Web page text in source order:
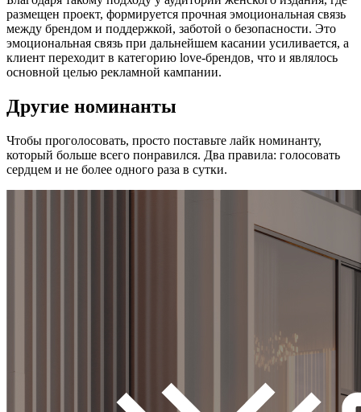
размещен проект, формируется прочная эмоциональная связь
между брендом и поддержкой, заботой о безопасности. Это
эмоциональная связь при дальнейшем касании усиливается, а
клиент переходит в категорию love-брендов, что и являлось
основной целью рекламной кампании.
Другие номинанты
Чтобы проголосовать, просто поставьте лайк номинанту,
который больше всего понравился. Два правила: голосовать
сердцем и не более одного раза в сутки.